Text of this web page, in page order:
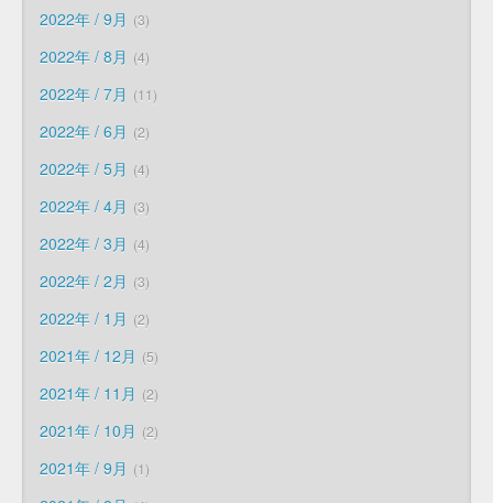
2022年 / 9月 3
2022年 / 8月 4
2022年 / 7月 11
2022年 / 6月 2
2022年 / 5月 4
2022年 / 4月 3
2022年 / 3月 4
2022年 / 2月 3
2022年 / 1月 2
2021年 / 12月 5
2021年 / 11月 2
2021年 / 10月 2
2021年 / 9月 1